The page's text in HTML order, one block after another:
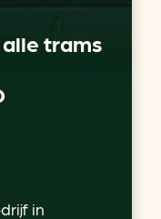
trams
in